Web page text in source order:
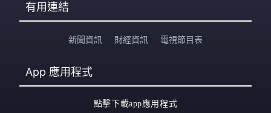
有用連結
新聞資訊 財經資訊 電視節目表
App 應用程式
點擊下載app應用程式